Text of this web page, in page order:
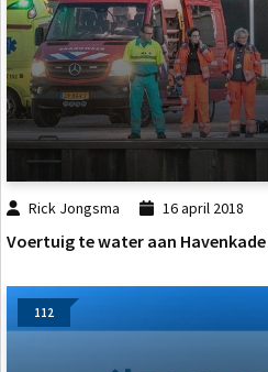
Rick Jongsma 16 april 2018
Voertuig te water aan
112